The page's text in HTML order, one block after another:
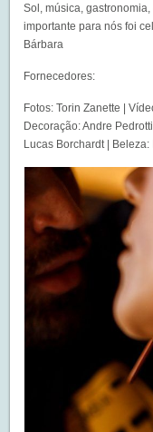
Sol, música,
importante para nós foi
Bárbara
Fornecedores:
Fotos: Torin Zanette |
Decoração: Andre
Lucas Borchardt | Beleza: